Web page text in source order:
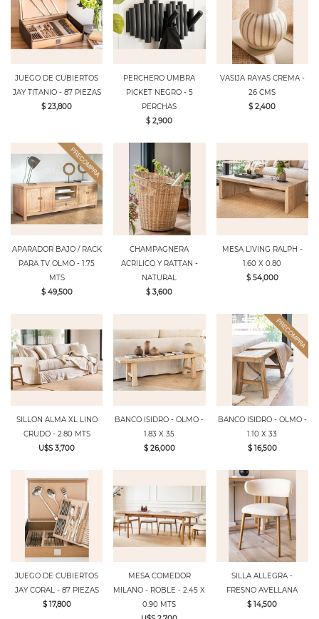
JUEGO DE CUBIERTOS
JAY TITANIO - 87 PIEZAS
$ 23,800
PERCHERO UMBRA
PICKET NEGRO - 5
PERCHAS
$ 2,900
VASIJA RAYAS CREMA -
26 CMS
$ 2,400
APARADOR BAJO / RACK
PARA TV OLMO - 1.75
MTS
$ 49,500
CHAMPAGNERA
ACRILICO Y RATTAN -
NATURAL
$ 3,600
MESA LIVING RALPH -
1.60 X 0.80
$ 54,000
SILLON ALMA XL LINO
CRUDO - 2.80 MTS
U$S 3,700
BANCO ISIDRO - OLMO -
1.83 X 35
$ 26,000
BANCO ISIDRO - OLMO -
1.10 X 33
$ 16,500
JUEGO DE CUBIERTOS
JAY CORAL - 87 PIEZAS
$ 17,800
MESA COMEDOR
MILANO - ROBLE - 2.45 X
0.90 MTS
SILLA ALLEGRA -
FRESNO AVELLANA
$ 14,500